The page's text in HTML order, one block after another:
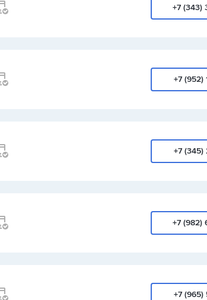
+7 (343)
+7 (952)
+7 (345)
+7 (982)
+7 (965)